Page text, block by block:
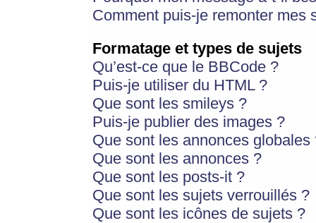
Comment puis-je remonter mes
Formatage et types de sujets
Qu’est-ce que le BBCode ?
Puis-je utiliser du HTML ?
Que sont les smileys ?
Puis-je publier des images ?
Que sont les annonces globales
Que sont les annonces ?
Que sont les posts-it ?
Que sont les sujets verrouillés ?
Que sont les icônes de sujets ?